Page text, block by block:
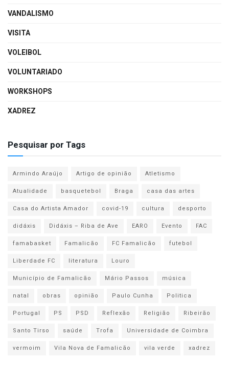
VANDALISMO
VISITA
VOLEIBOL
VOLUNTARIADO
WORKSHOPS
XADREZ
Pesquisar por Tags
Armindo Araújo Artigo de opinião
Atletismo
Atualidade
basquetebol Braga
casa das artes
Casa do Artista Amador
covid-19 cultura
desporto
didáxis
Didáxis – Riba de Ave EARO Evento
FAC
famabasket
Famalicão FC Famalicão
futebol
Liberdade FC
literatura
Louro
Município de Famalicão
Mário Passos
música
natal
obras opinião Paulo Cunha
Politica
Portugal
PS PSD Reflexão Religião
Ribeirão
Santo Tirso
saúde Trofa
Universidade de Coimbra
vermoim
Vila Nova de Famalicão vila verde xadrez